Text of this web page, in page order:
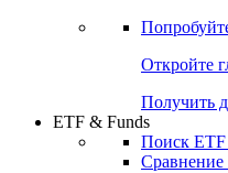
Откройте
Получить
ETF & Funds
Поиск